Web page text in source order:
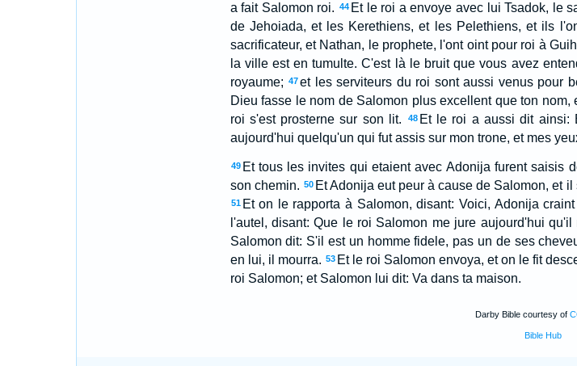
a fait Salomon roi. 44 Et le roi a envoye avec lui Tsadok, le
de Jehoiada, et les Kerethiens, et les Pelethiens, et ils
sacrificateur, et Nathan, le prophete, l'ont oint pour roi à
la ville est en tumulte. C'est là le bruit que vous avez
royaume; 47et les serviteurs du roi sont aussi venus pour
Dieu fasse le nom de Salomon plus excellent que ton
roi s'est prosterne sur son lit.
48 Et le roi a aussi dit ainsi:
aujourd'hui quelqu'un qui fut assis sur mon trone, et mes
49 Et tous les invites qui etaient avec Adonija furent saisis
son chemin. 50 Et Adonija eut peur à cause de Salomon, et
51 Et on le rapporta à Salomon, disant: Voici, Adonija
l'autel, disant: Que le roi Salomon me jure aujourd'hui
Salomon dit: S'il est un homme fidele, pas un de ses
en lui, il mourra. 53 Et le roi Salomon envoya, et on le fit
roi Salomon; et Salomon lui dit: Va dans ta maison.
Darby Bible courtesy of
Bible Hub